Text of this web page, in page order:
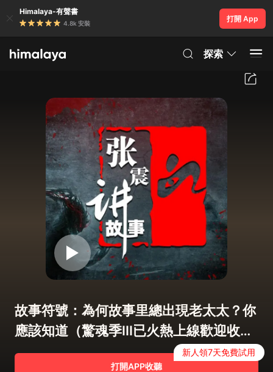
Himalaya-有聲書
4.8k 安裝
打開 App
探索
故事符號：為何故事里總出現老太太？你
應該知道（驚魂季III已火熱上線歡迎收
聽）
打開APP收聽
新人領7天免費試用